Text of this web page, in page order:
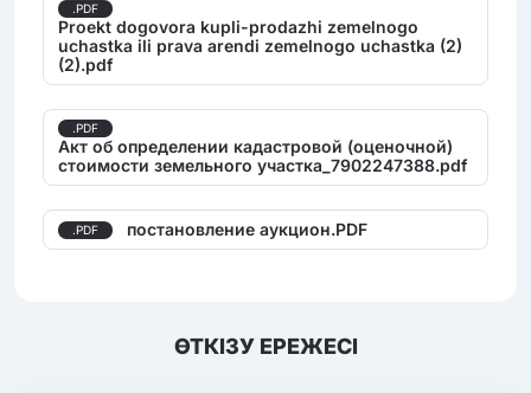
.PDF
Proekt dogovora kupli-prodazhi zemelnogo
uchastka ili prava arendi zemelnogo uchastka (2)
(2).pdf
.PDF
Акт об определении кадастровой (оценочной)
стоимости земельного участка_7902247388.pdf
.PDF постановление аукцион.PDF
ӨТКІЗУ ЕРЕЖЕСІ